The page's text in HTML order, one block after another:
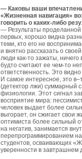
— Каковы ваши
«Жизненная навигация»
говорить о каких-либо
— Результаты
первых, хорошо видна
теми, кто его не
и внятно рассказать о
люди как-то зажаты, ничего
будто считают ее чем-то
ответственность. Это
И самое интересное, это
(детектор лжи) суммарный
физиологии. Этот сигнал
восприятие мира:
человек выдает более
выгорает, он сжигает свои
оптимиста более сильный
на негатив, занимается
перепрограммированием
студентов, осваивающих
уверенности в завтрашнем